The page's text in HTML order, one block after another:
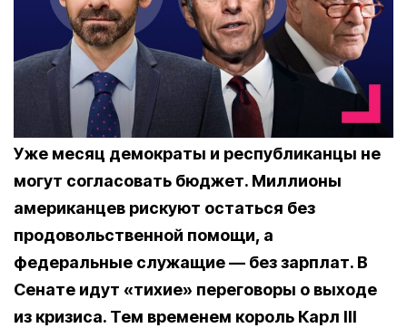
Уже месяц демократы и республиканцы не
могут согласовать бюджет. Миллионы
американцев рискуют остаться без
продовольственной помощи, а
федеральные служащие — без зарплат. В
Сенате идут «тихие» переговоры о выходе
из кризиса. Тем временем король Карл III